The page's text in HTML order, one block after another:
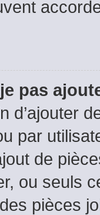
pas
d’ajouter
par
de
ou seuls
pièces